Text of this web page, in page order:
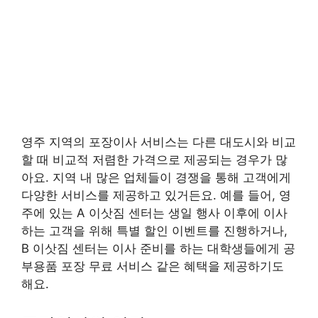
영주 지역의 포장이사 서비스는 다른 대도시와 비교
할 때 비교적 저렴한 가격으로 제공되는 경우가 많
아요. 지역 내 많은 업체들이 경쟁을 통해 고객에게
다양한 서비스를 제공하고 있거든요. 예를 들어, 영
주에 있는 A 이삿짐 센터는 생일 행사 이후에 이사
하는 고객을 위해 특별 할인 이벤트를 진행하거나,
B 이삿짐 센터는 이사 준비를 하는 대학생들에게 공
부용품 포장 무료 서비스 같은 혜택을 제공하기도
해요.